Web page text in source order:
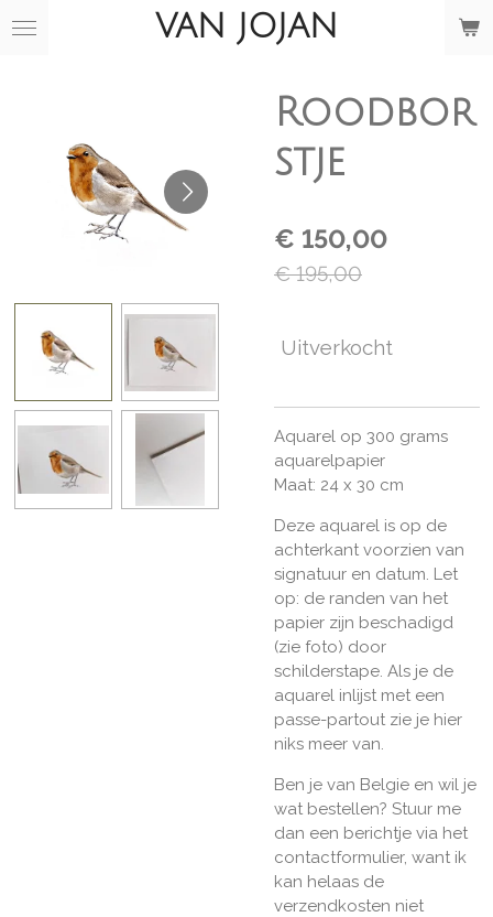
Ga
VAN JOJAN
Roodbor
stje
€ 150,00
€ 195,00
Uitverkocht
Aquarel op 300 grams
aquarelpapier
Maat: 24 x 30 cm
Deze aquarel is op de
achterkant voorzien van
signatuur en datum. Let
op: de randen van het
papier zijn beschadigd
(zie foto) door
schilderstape. Als je de
aquarel inlijst met een
passe-partout zie je hier
niks meer van.
Ben je van Belgie en wil je
wat bestellen? Stuur me
dan een berichtje via het
contactformulier, want ik
kan helaas de
verzendkosten niet